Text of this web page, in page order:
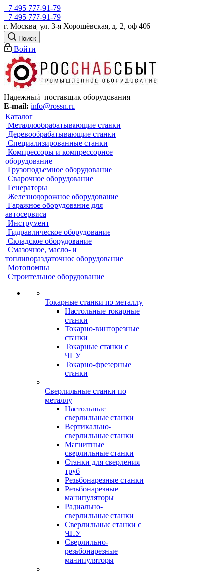
+7 495 777-91-79
+7 495 777-91-79
г. Москва, ул. 3-я Хорошёвская, д. 2, оф 406
Поиск
Войти
Надежный поставщик оборудования
E-mail: info@rossn.ru
Каталог
Металлообрабатывающие станки
Деревообрабатывающие станки
Специализированные станки
Компрессоры и компрессорное
оборудование
Грузоподъемное оборудование
Сварочное оборудование
Генераторы
Железнодорожное оборудование
Гаражное оборудование для
автосервиса
Инструмент
Гидравлическое оборудование
Складское оборудование
Смазочное, масло- и
топливораздаточное оборудование
Мотопомпы
Строительное оборудование
Токарные станки по металлу
Настольные токарные
станки
Токарно-винторезные
станки
Токарные станки с
ЧПУ
Токарно-фрезерные
станки
Сверлильные станки по
металлу
Настольные
сверлильные станки
Вертикально-
сверлильные станки
Магнитные
сверлильные станки
Станки для сверления
труб
Резьбонарезные станки
Резьбонарезные
манипуляторы
Радиально-
сверлильные станки
Сверлильные станки с
ЧПУ
Сверлильно-
резьбонарезные
манипуляторы